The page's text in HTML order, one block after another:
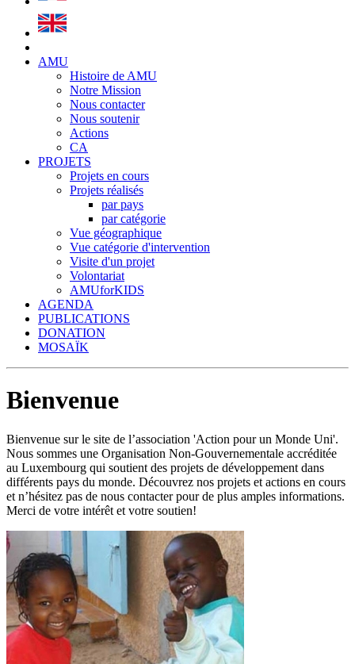
AMU
Histoire de AMU
Notre Mission
Nous contacter
Nous soutenir
Actions
CA
PROJETS
Projets en cours
Projets réalisés
par pays
par catégorie
Vue géographique
Vue catégorie d'intervention
Visite d'un projet
Volontariat
AMUforKIDS
AGENDA
PUBLICATIONS
DONATION
MOSAÏK
Bienvenue
Bienvenue sur le site de l’association 'Action pour un Monde Uni'.
Nous sommes une Organisation Non-Gouvernementale accréditée
au Luxembourg qui soutient des projets de développement dans
différents pays du monde. Découvrez nos projets et actions en cours
et n’hésitez pas de nous contacter pour de plus amples informations.
Merci de votre intérêt et votre soutien!